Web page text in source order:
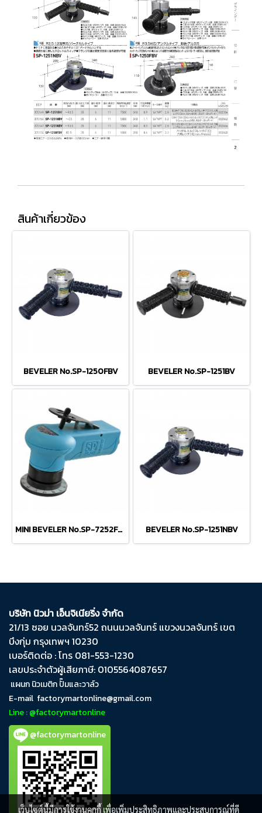
สินค้าเกี่ยวข้อง
BEVELER No.SP-1250FBV BEVELER No.SP-1251BV
MINI BEVELER No.SP-7252FR-2 BEVELER No.SP-1251NBV
บริษัท นิวม่า เอ็นจิเนียริ่ง จำกัด
21/13 ซอย นวลจันทร์​52 ถนน​นวลจันทร์​ แขวง​นวลจันทร์​ เขต​
บึงกุ่ม​ กรุงเทพฯ​ 10230
เบอร์ติดต่อ : โทร 081-553-1230
เลขประจำตัวผู้เสียภาษี: 0105564087657
แผนก นิวเมติก ปั๊มและวาล์ว
E-mail factorymartonline@gmail.com
Line : @factorymartonline
@factorymartonline
เว็บไซต์นี้มีการใช้งานคุกกี้ เพื่อเพิ่มประสิทธิภาพและประสบการณ์ที่ดี